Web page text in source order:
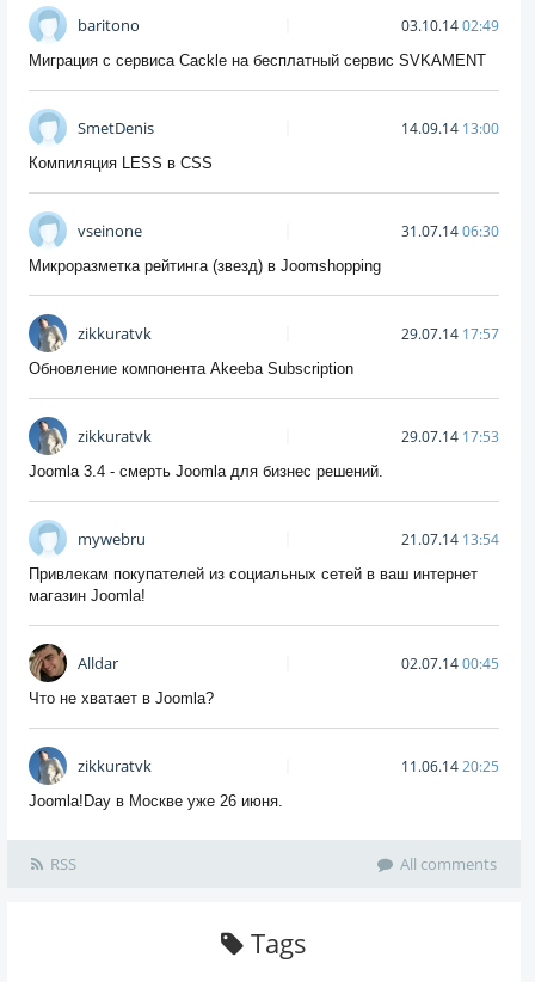
baritono 03.10.1402:49
Миграция с сервиса Cackle на бесплатный сервис SVKAMENT
SmetDenis 14.09.14 13:00
Компиляция LESS в CSS
vseinone 31.07.1406:30
Микроразметка рейтинга (звезд) в Joomshopping
zikkuratvk 29.07.14 17:57
Обновление компонента Akeeba Subscription
zikkuratvk 29.07.14 17:53
Joomla 3.4 - смерть Joomla для бизнес решений.
mywebru 21.07.14 13:54
Привлекам покупателей из социальных сетей в ваш интернет
магазин Joomla!
Alldar 02.07.1400:45
Что не хватает в Joomla?
zikkuratvk 11.06.1420:25
Joomla!Day в Москве уже 26 июня.
RSS All comments
Tags